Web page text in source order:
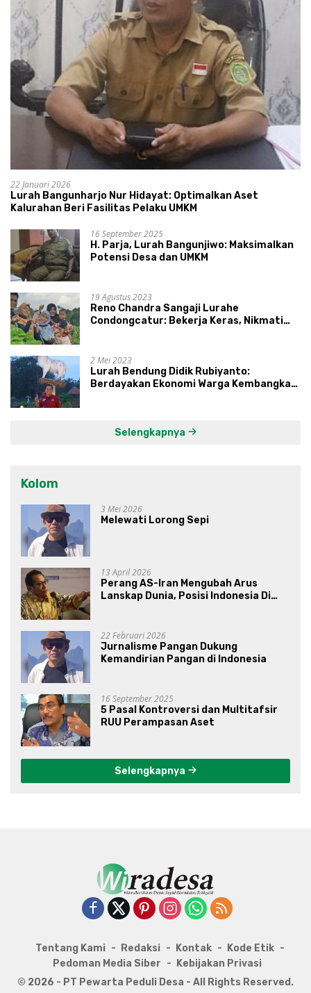
22 Januari 2026
Lurah Bangunharjo Nur Hidayat: Optimalkan Aset
Kalurahan Beri Fasilitas Pelaku UMKM
16 September 2025
H. Parja, Lurah Bangunjiwo: Maksimalkan
Potensi Desa dan UMKM
19 Agustus 2023
Reno Chandra Sangaji Lurahe
Condongcatur: Bekerja Keras, Nikmati
2 Mei 2023
Lurah Bendung Didik Rubiyanto:
Berdayakan Ekonomi Warga Kembangkan
Selengkapnya
Kolom
3 Mei 2026
Melewati Lorong Sepi
13 April 2026
Perang AS-Iran Mengubah Arus
Lanskap Dunia, Posisi Indonesia Di
22 Februari 2026
Jurnalisme Pangan Dukung
Kemandirian Pangan di Indonesia
16 September 2025
5 Pasal Kontroversi dan Multitafsir
RUU Perampasan Aset
Selengkapnya
Tentang Kami Redaksi Kontak
Kode Etik
Pedoman Media Siber
Kebijakan Privasi
© 2026 - PT Pewarta Peduli Desa - All Rights Reserved.